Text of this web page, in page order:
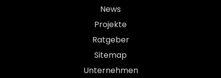
News
Projekte
Ratgeber
Sitemap
Unternehmen